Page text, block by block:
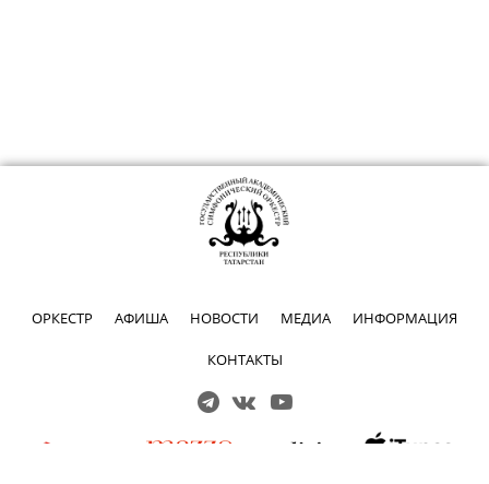
ОРКЕСТР АФИША НОВОСТИ МЕДИА ИНФОРМАЦИЯ
КОНТАКТЫ